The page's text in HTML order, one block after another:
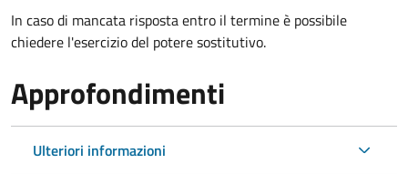
In caso di mancata risposta entro il termine è possibile
chiedere l'esercizio del potere sostitutivo.
Approfondimenti
Ulteriori informazioni